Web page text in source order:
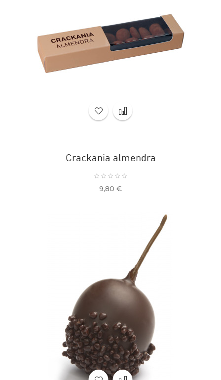
Crackania almendra
Precio
9,80 €